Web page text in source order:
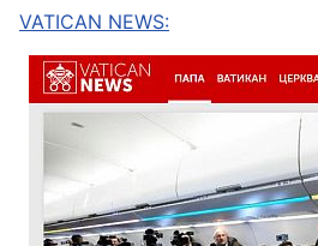
VATICAN NEWS: